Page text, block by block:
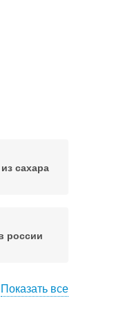
сахара
россии
Показать все